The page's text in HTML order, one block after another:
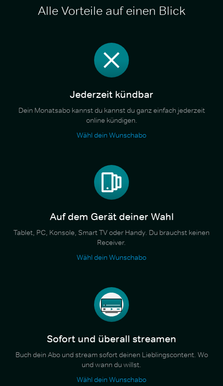
Alle Vorteile auf einen Blick
Jederzeit kündbar
Dein Monatsabo kannst du kannst du ganz einfach jederzeit
online kündigen.
Wähl dein Wunschabo
Auf dem Gerät deiner Wahl
Tablet, PC, Konsole, Smart TV oder Handy. Du brauchst keinen
Receiver.
Wähl dein Wunschabo
Sofort und überall streamen
Buch dein Abo und stream sofort deinen Lieblingscontent. Wo
und wann du willst.
Wähl dein Wunschabo